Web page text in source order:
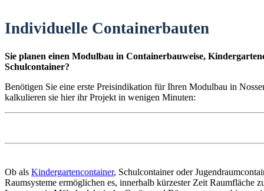
Individuelle Containerbauten
Sie planen einen Modulbau in Containerbauweise,
Schulcontainer?
Benötigen Sie eine erste Preisindikation für Ihren Modulbau in
kalkulieren sie hier ihr Projekt in wenigen Minuten:
Ob als Kindergartencontainer, Schulcontainer oder
Raumsysteme ermöglichen es, innerhalb kürzester Zeit Raumfläche